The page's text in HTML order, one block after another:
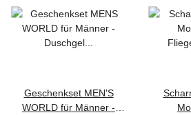
Geschenkset MEN'S
WORLD für Männer -